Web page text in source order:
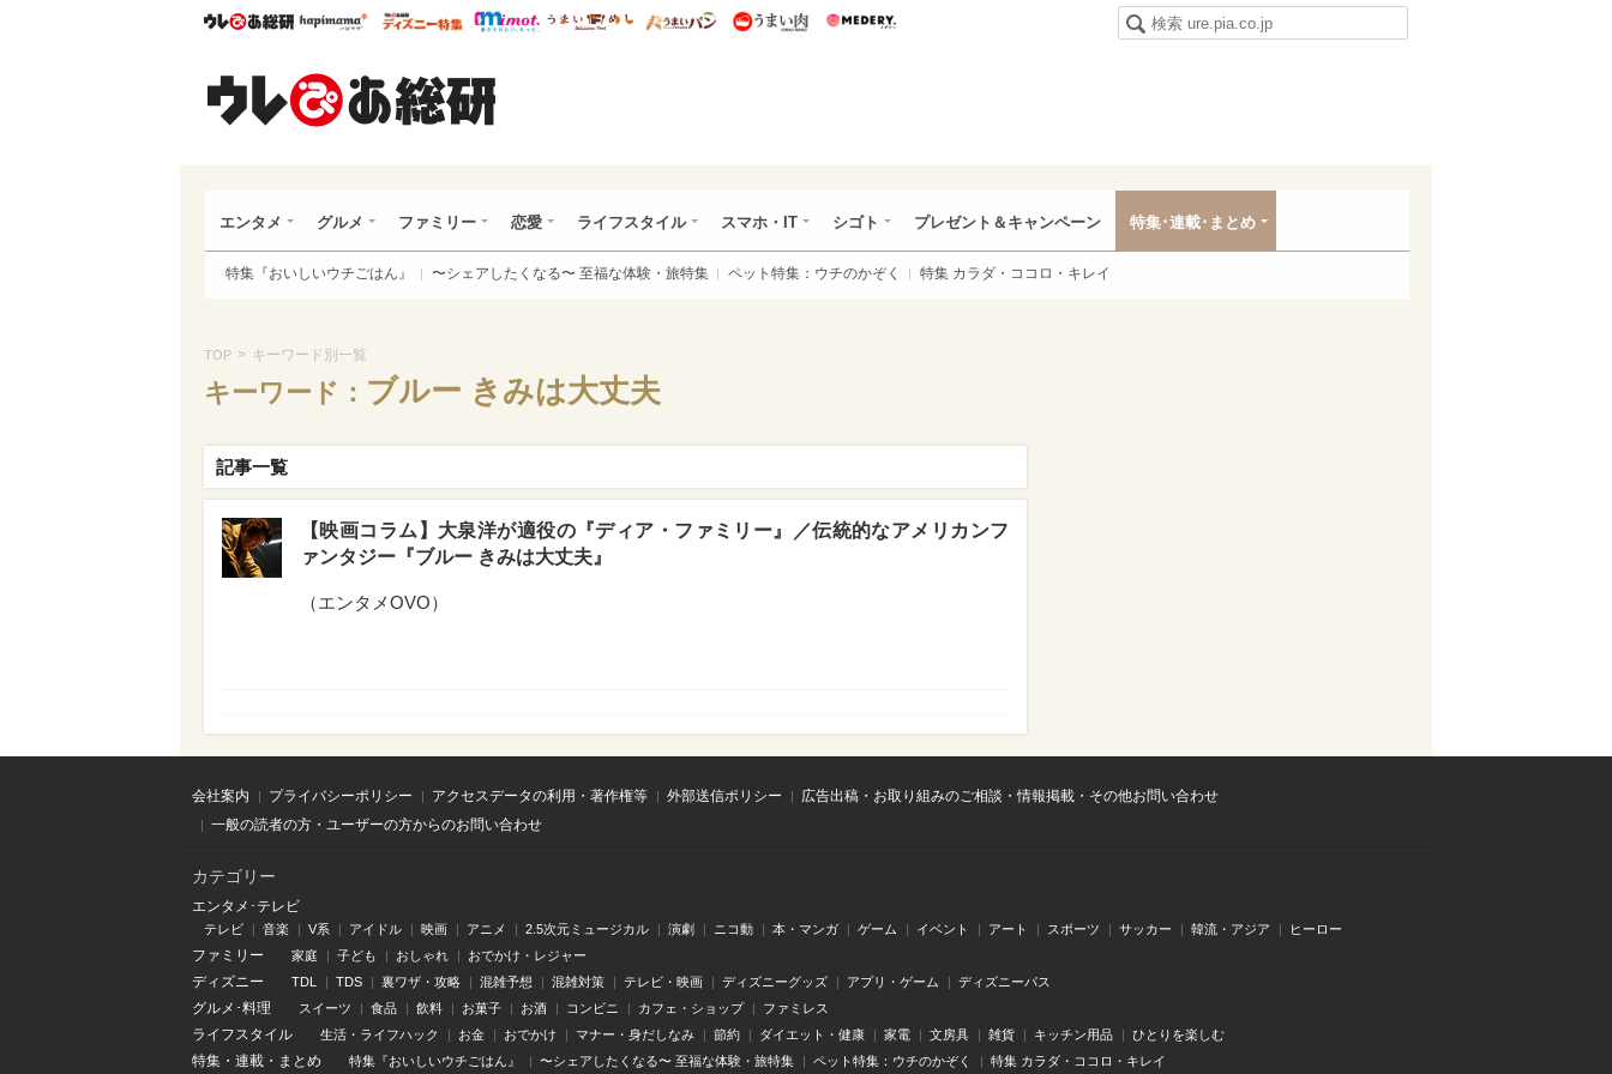
ウレぴあ総研ハピママ* ウレぴあ総研 ディズニー特集
mimot. うまいめし うまいパン うまい肉
エンタメ グルメ ファミリー 恋愛 ライフスタイル スマホ・IT シゴト プレゼント＆キャンペーン 特集･連載･まとめ
特集『おいしいウチごはん』 〜シェアしたくなる〜 至福な体験・旅特集 ペット特集：ウチのかぞく 特集 カラダ・ココロ・キレイ
TOP > キーワード別一覧
キーワード： ブルー きみは大丈夫
記事一覧
【映画コラム】大泉洋が適役の『ディア・ファミリー』／伝統的なアメリカンフ
ァンタジー『ブルー きみは大丈夫』
（エンタメOVO）
会社案内 プライバシーポリシー アクセスデータの利用・著作権等 外部送信ポリシー
広告出稿・お取り組みのご相談・情報掲載・その他お問い合わせ
一般の読者の方・ユーザーの方からのお問い合わせ
カテゴリー
エンタメ･テレビ
テレビ 音楽 V系 アイドル 映画 アニメ 2.5次元ミュージカル 演劇 ニコ動 本・マンガ ゲーム イベント アート スポーツ サッカー 韓流・アジア ヒーロー
ファミリー 家庭 子ども おしゃれ おでかけ・レジャー
ディズニー TDL TDS 裏ワザ・攻略 混雑予想 混雑対策 テレビ・映画 ディズニーグッズ アプリ・ゲーム ディズニーパス
グルメ･料理 スイーツ 食品 飲料 お菓子 お酒 コンビニ カフェ・ショップ ファミレス
ライフスタイル 生活・ライフハック お金 おでかけ マナー・身だしなみ 節約 ダイエット・健康 家電 文房具 雑貨 キッチン用品 ひとりを楽しむ
特集 ・ 連載 ・ まとめ 特集『おいしいウチごはん』 〜シェアしたくなる〜 至福な体験・旅特集 ペット特集：ウチのかぞく 特集 カラダ・ココロ・キレイ